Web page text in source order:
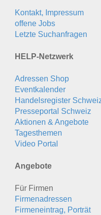
Kontakt, Impressum
offene Jobs
Letzte Suchanfragen
HELP-Netzwerk
Adressen Shop
Eventkalender
Handelsregister
Presseportal Schweiz
Aktionen & Angebote
Tagesthemen
Video Portal
Angebote
Für Firmen
Firmenadressen
Firmeneintrag, Porträt